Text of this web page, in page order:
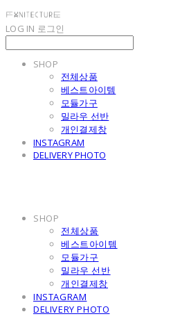
LOG IN 로그인
SHOP
전체상품
베스트아이템
모듈가구
밀라우 선반
개인결제창
INSTAGRAM
DELIVERY PHOTO
SHOP
전체상품
베스트아이템
모듈가구
밀라우 선반
개인결제창
INSTAGRAM
DELIVERY PHOTO